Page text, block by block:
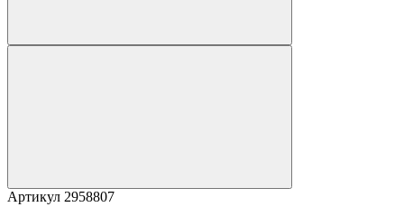
Артикул 2958807